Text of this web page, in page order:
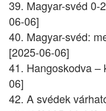
39. Magyar-svéd 0-
06-06]
40. Magyar-svéd:
[2025-06-06]
41. Hangoskodva –
06]
42. A svédek